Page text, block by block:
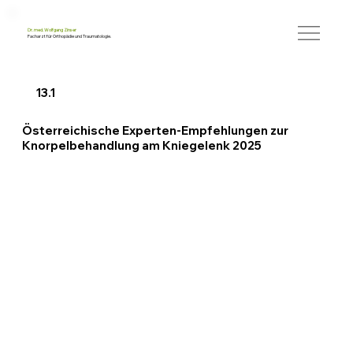
Dr. med. Wolfgang Zinser
Facharzt für Orthopädie und Traumatologie.
Österreichische Experten-Empfehlungen zur
Knorpelbehandlung am Kniegelenk 2025
13.1